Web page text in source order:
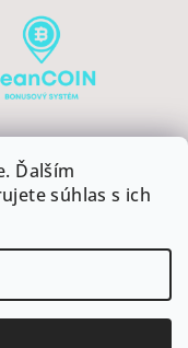
Ďalším
súhlas s ich
práva vyhradené.